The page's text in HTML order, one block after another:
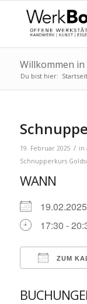
Willkommen in
Du bist hier:
19. Februar 2025 / in
Schnupperkurs
WANN
17:30 -
ZUM